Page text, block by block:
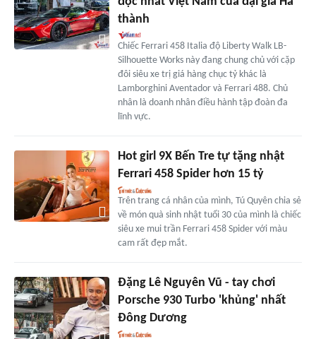
thành
Chiếc Ferrari 458 Italia độ Liberty Walk LB-
Silhouette Works này đang chung chủ với cặp
đôi siêu xe trị giá hàng chục tỷ khác là
Lamborghini Aventador và Ferrari 488. Chủ
nhân là doanh nhân điều hành tập đoàn đa
lĩnh vực.
Hot girl 9X Bến Tre tự tặng nhật
Ferrari 458 Spider hơn 15 tỷ
Trên trang cá nhân của mình, Tú Quyên chia sẻ
về món quà sinh nhật tuổi 30 của mình là chiếc
siêu xe mui trần Ferrari 458 Spider với màu
cam rất đẹp mắt.
Đặng Lê Nguyên Vũ - tay chơi
Porsche 930 Turbo 'khủng' nhất
Đông Dương